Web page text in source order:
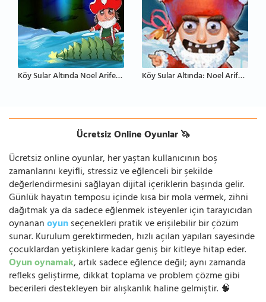
Köy Sular Altında Noel Arifesi 3 Köy Sular Altında: Noel Arifesi 4
Ücretsiz Online Oyunlar 🦄
Ücretsiz online oyunlar, her yaştan kullanıcının boş
zamanlarını keyifli, stressiz ve eğlenceli bir şekilde
değerlendirmesini sağlayan dijital içeriklerin başında gelir.
Günlük hayatın temposu içinde kısa bir mola vermek, zihni
dağıtmak ya da sadece eğlenmek isteyenler için tarayıcıdan
oynananoyunseçenekleri pratik ve erişilebilir bir çözüm
sunar. Kurulum gerektirmeden, hızlı açılan yapıları sayesinde
çocuklardan yetişkinlere kadar geniş bir kitleye hitap eder.
Oyun oynamak, artık sadece eğlence değil; aynı zamanda
refleks geliştirme, dikkat toplama ve problem çözme gibi
becerileri destekleyen bir alışkanlık haline gelmiştir. 🧠